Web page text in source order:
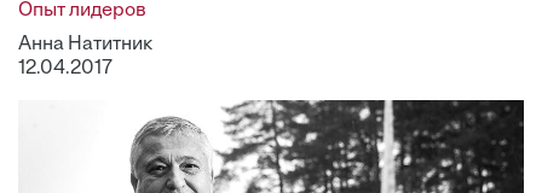
Опыт лидеров
Анна Натитник
12.04.2017